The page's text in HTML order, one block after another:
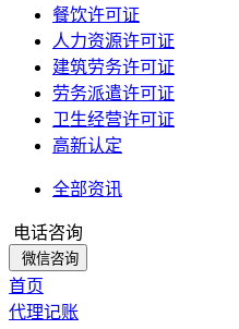
餐饮许可证
人力资源许可证
建筑劳务许可证
劳务派遣许可证
卫生经营许可证
高新认定
全部资讯
电话咨询
微信咨询
首页
代理记账